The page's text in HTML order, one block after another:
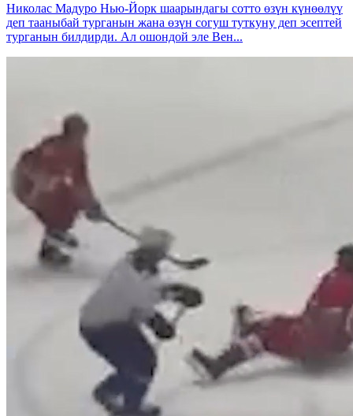
Николас Мадуро Нью-Йорк шаарындагы сотто өзүн күнөөлүү
деп тааныбай турганын жана өзүн согуш туткуну деп эсептей
турганын билдирди. Ал ошондой эле Вен...